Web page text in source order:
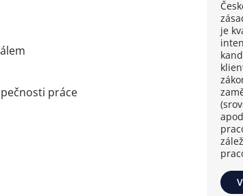
je
práce